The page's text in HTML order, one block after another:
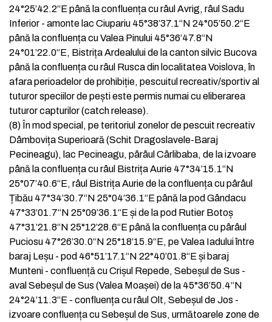
24°25’42.2“E până la confluența cu râul Avrig, râul Sadu
Inferior - amonte lac Ciupariu 45°38’37.1“N 24°05’50.2“E
până la confluența cu Valea Pinului 45°36’47.8“N
24°01’22.0“E, Bistrița Ardealului de la canton silvic Bucova
până la confluența cu râul Rusca din localitatea Voislova, în
afara perioadelor de prohibiție, pescuitul recreativ/sportiv al
tuturor speciilor de pești este permis numai cu eliberarea
tuturor capturilor (catch release).
(8) În mod special, pe teritoriul zonelor de pescuit recreativ
Dâmbovița Superioară (Schit Dragoslavele-Baraj
Pecineagu), lac Pecineagu, pârâul Cârlibaba, de la izvoare
până la confluența cu râul Bistrița Aurie 47°34’15.1“N
25°07’40.6“E, râul Bistrița Aurie de la confluența cu pârâul
Țibău 47°34’30.7“N 25°04’36.1“E până la pod Gândacu
47°33’01.7“N 25°09’36.1“E și de la pod Rutier Botoș
47°31’21.8“N 25°12’28.6“E până la confluența cu pârâul
Puciosu 47°26’30.0“N 25°18’15.9“E, pe Valea Iadului între
baraj Leșu - pod 46°51’17.1“N 22°40’01.8“E și baraj
Munteni - confluență cu Crișul Repede, Sebeșul de Sus -
aval Sebeșul de Sus (Valea Moașei) de la 45°36’50.4“N
24°24’11.3“E - confluența cu râul Olt, Sebeșul de Jos -
izvoare confluența cu Sebeșul de Sus, următoarele zone de